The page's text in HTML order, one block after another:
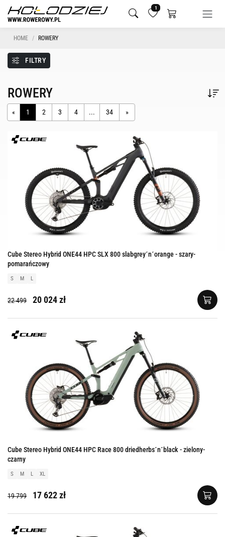
1
HOME ROWERY
FILTRY
ROWERY
« 1 2 3 4 ... 34 »
Cube Stereo Hybrid ONE44 HPC SLX 800 slabgrey´n´orange - szary-
pomarańczowy
S M L
22 499 20 024 zł
Cube Stereo Hybrid ONE44 HPC Race 800 driedherbs´n´black - zielony-
czarny
S M L XL
19 799 17 622 zł